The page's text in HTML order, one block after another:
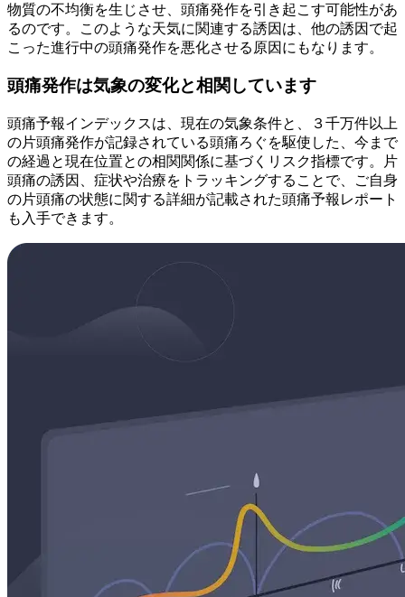
物質の不均衡を生じさせ、頭痛発作を引き起こす可能性があ
るのです。このような天気に関連する誘因は、他の誘因で起
こった進行中の頭痛発作を悪化させる原因にもなります。
頭痛発作は気象の変化と相関しています
頭痛予報インデックスは、現在の気象条件と、３千万件以上
の片頭痛発作が記録されている頭痛ろぐを駆使した、今まで
の経過と現在位置との相関関係に基づくリスク指標です。片
頭痛の誘因、症状や治療をトラッキングすることで、ご自身
の片頭痛の状態に関する詳細が記載された頭痛予報レポート
も入手できます。